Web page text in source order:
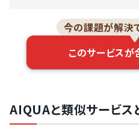
今の課題が解決
このサービスが
AIQUAと類似サービス